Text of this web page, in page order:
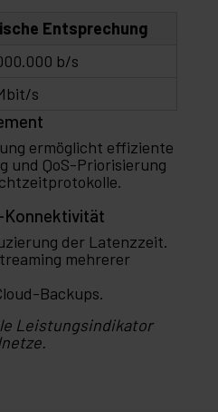
Entsprechung
b/s
s
ermöglicht effiziente
und QoS-Priorisierung
Konnektivität
der Latenzzeit.
mehrerer
Backups.
Leistungsindikator